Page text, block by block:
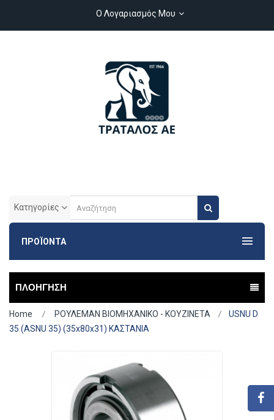
Ο Λογαριασμός Μου
Κατηγορίες
ΠΡΟΪΟΝΤΑ
ΠΛΟΗΓΗΣΗ
Home ΡΟΥΛΕΜΑΝ ΒΙΟΜΗΧΑΝΙΚΟ - ΚΟΥΖΙΝΕΤΑ
USNU D
35 (ASNU 35) (35x80x31) ΚΑΣΤΑΝΙΑ